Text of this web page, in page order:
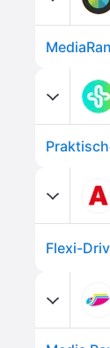
Flexi-